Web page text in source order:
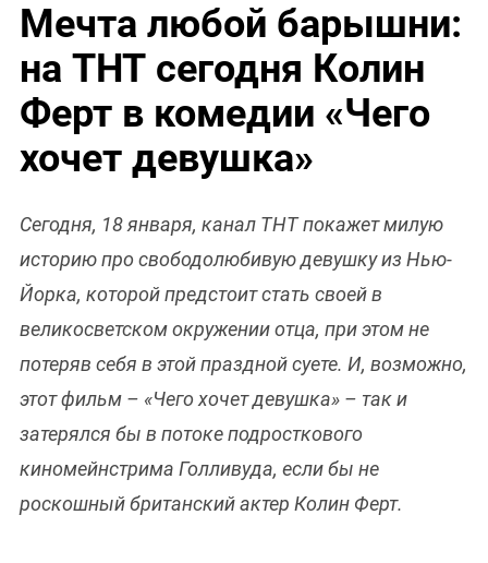
Мечта любой барышни:
на ТНТ сегодня Колин
Ферт в комедии «Чего
хочет девушка»
Сегодня, 18 января, канал ТНТ покажет милую
историю про свободолюбивую девушку из Нью-
Йорка, которой предстоит стать своей в
великосветском окружении отца, при этом не
потеряв себя в этой праздной суете. И, возможно,
этот фильм – «Чего хочет девушка» – так и
затерялся бы в потоке подросткового
киномейнстрима Голливуда, если бы не
роскошный британский актер Колин Ферт.